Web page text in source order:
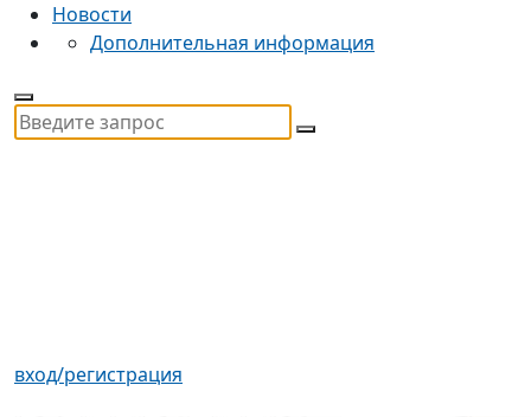
Новости
Дополнительная информация
вход/регистрация